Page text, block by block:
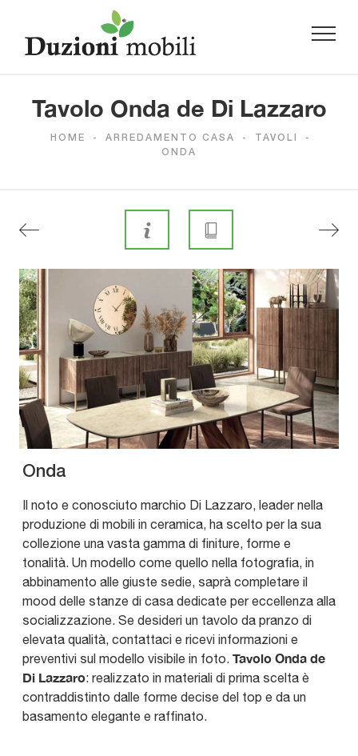
Tavolo Onda de Di Lazzaro
HOME - ARREDAMENTO CASA - TAVOLI
-
ONDA
Onda
Il noto e conosciuto marchio Di Lazzaro, leader nella
produzione di mobili in ceramica, ha scelto per la sua
collezione una vasta gamma di finiture, forme e
tonalità. Un modello come quello nella fotografia, in
abbinamento alle giuste sedie, saprà completare il
mood delle stanze di casa dedicate per eccellenza alla
socializzazione. Se desideri un tavolo da pranzo di
elevata qualità, contattaci e ricevi informazioni e
preventivi sul modello visibile in foto. Tavolo Onda de
Di Lazzaro: realizzato in materiali di prima scelta è
contraddistinto dalle forme decise del top e da un
basamento elegante e raffinato.